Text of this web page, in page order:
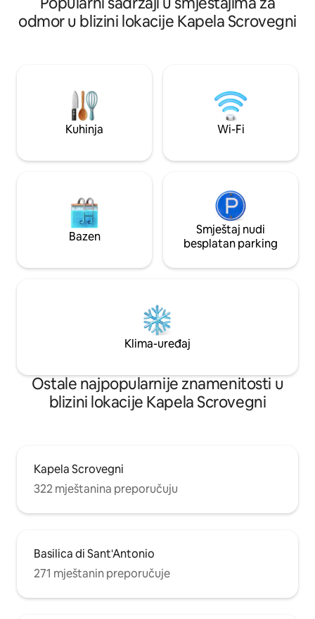
uređajem - Moderna kuhinja sa
najsavremenijim uređajima - Glavna
pogodan za javni prevoz Samo nekoliko
metara dalje nalazi se Piazzale Garibaldi
sa mnogim autobuskim linijama ili je
željeznička stanica udaljena 1 km
se: pametni TV,
mašina za pranje/
prizemlju! Istražite: Centralna lokacija
pogodna za
sklopu objekta
Veneciji ili Veroni.
odmor u blizini lokacije Kapela Scrovegni
Kuhinja Wi-Fi
Bazen
Smještaj nudi
besplatan parking
Klima-uređaj
Ostale najpopularnije znamenitosti u
blizini lokacije Kapela Scrovegni
Kapela Scrovegni
322 mještanina preporučuju
Basilica di Sant'Antonio
271 mještanin preporučuje